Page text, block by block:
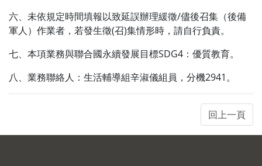
六、未依規定時間填報以致延誤辦理緩徵/儘後召集（後備
軍人）作業者，若發生徵(召)集情形時，請自行負責。
七、本項業務與聯合國永續發展目標SDG4：優質教育。
八、業務聯絡人：生活輔導組辛淑儀組員，分機2941。